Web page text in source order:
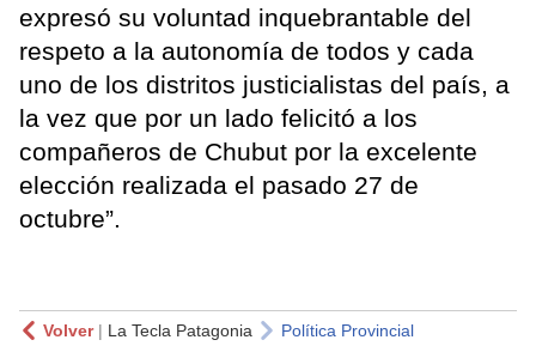
expresó su voluntad inquebrantable del
respeto a la autonomía de todos y cada
uno de los distritos justicialistas del país, a
la vez que por un lado felicitó a los
compañeros de Chubut por la excelente
elección realizada el pasado 27 de
octubre”.
Volver| La Tecla Patagonia Política Provincial